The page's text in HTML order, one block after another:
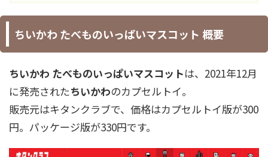
ちいかわ たべものいっぱいマスコット 概要
ちいかわ たべものいっぱいマスコットは、2021年12月
に発売されたちいかわのカプセルトイ。
販売元はキタンクラブで、価格はカプセルトイ版が300
円。パッケージ版が330円です。